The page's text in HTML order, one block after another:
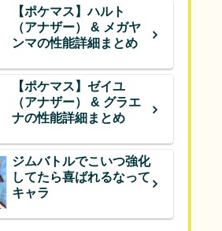
【ポケマス】ハルト
（アナザー） & メガヤ
ンマの性能詳細まとめ
【ポケマス】ゼイユ
（アナザー） & グラエ
ナの性能詳細まとめ
ジムバトルでこいつ強化
してたら喜ばれるなって
キャラ